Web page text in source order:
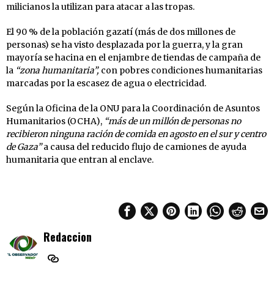
milicianos la utilizan para atacar a las tropas.
El 90 % de la población gazatí (más de dos millones de
personas) se ha visto desplazada por la guerra, y la gran
mayoría se hacina en el enjambre de tiendas de campaña de
la “zona humanitaria”, con pobres condiciones humanitarias
marcadas por la escasez de agua o electricidad.
Según la Oficina de la ONU para la Coordinación de Asuntos
Humanitarios (OCHA), “más de un millón de personas no
recibieron ninguna ración de comida en agosto en el sur y centro
de Gaza”a causa del reducido flujo de camiones de ayuda
humanitaria que entran al enclave.
Redaccion